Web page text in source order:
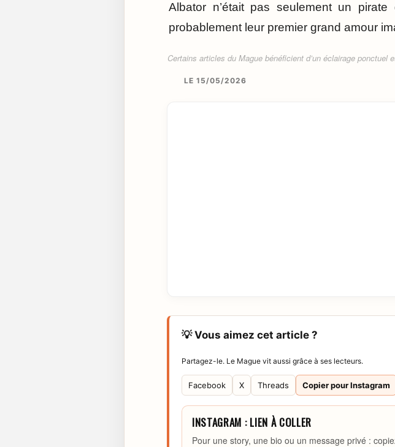
Albator n’était pas seulement un
probablement leur premier grand amour
Certains articles du Mague bénéficient d’un éclairage ponctuel
LE 15/05/2026
💡 Vous aimez cet article ?
Partagez-le. Le Mague vit aussi grâce à ses lecteurs.
Facebook X Threads Copier pour Instagram
INSTAGRAM : LIEN À COLLER
Pour une story, une bio ou un message privé :